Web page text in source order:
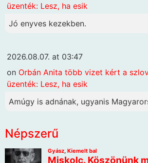
üzenték: Lesz, ha esik
Jó enyves kezekben.
2026.08.07. at 03:47
on Orbán Anita több vizet kért a
üzenték: Lesz, ha esik
Amúgy is adnának, ugyanis
Népszerű